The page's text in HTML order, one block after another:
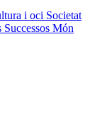
i oci Societat
Successos Món